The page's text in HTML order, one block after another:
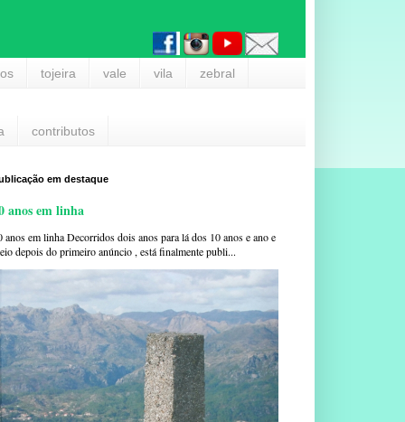
tojeira vale vila zebral
contributos
em destaque
anos em linha
anos em linha Decorridos dois anos para lá dos 10 anos e ano e
depois do primeiro anúncio , está finalmente publi...